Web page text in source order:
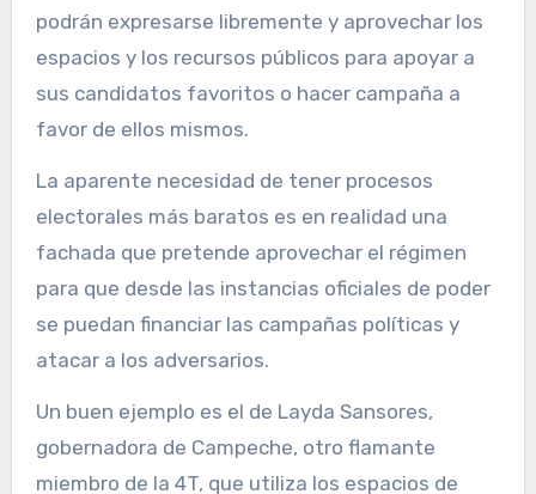
podrán expresarse libremente y aprovechar los
espacios y los recursos públicos para apoyar a
sus candidatos favoritos o hacer campaña a
favor de ellos mismos.
La aparente necesidad de tener procesos
electorales más baratos es en realidad una
fachada que pretende aprovechar el régimen
para que desde las instancias oficiales de poder
se puedan financiar las campañas políticas y
atacar a los adversarios.
Un buen ejemplo es el de Layda Sansores,
gobernadora de Campeche, otro flamante
miembro de la 4T, que utiliza los espacios de